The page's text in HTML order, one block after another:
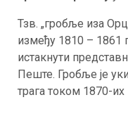
Тзв. „гробље иза
између 1810 – 1861
истакнути
Пеште. Гробље је
трага током 1870-их